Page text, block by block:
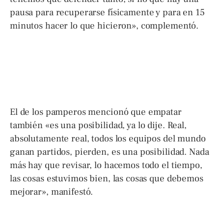
pausa para recuperarse físicamente y para en 15
minutos hacer lo que hicieron», complementó.
El de los pamperos mencionó que empatar
también «es una posibilidad, ya lo dije. Real,
absolutamente real, todos los equipos del mundo
ganan partidos, pierden, es una posibilidad. Nada
más hay que revisar, lo hacemos todo el tiempo,
las cosas estuvimos bien, las cosas que debemos
mejorar», manifestó.